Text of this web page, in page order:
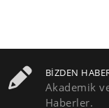
BIZDEN
Akademik
Haberler.